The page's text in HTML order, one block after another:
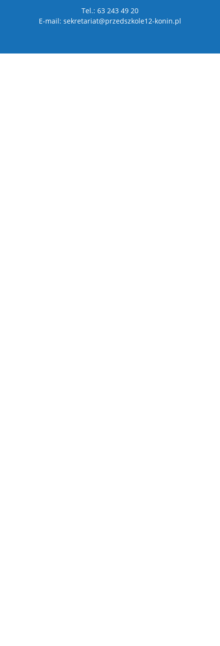
Tel.: 63 243 49 20
E-mail: sekretariat@przedszkole12-konin.pl